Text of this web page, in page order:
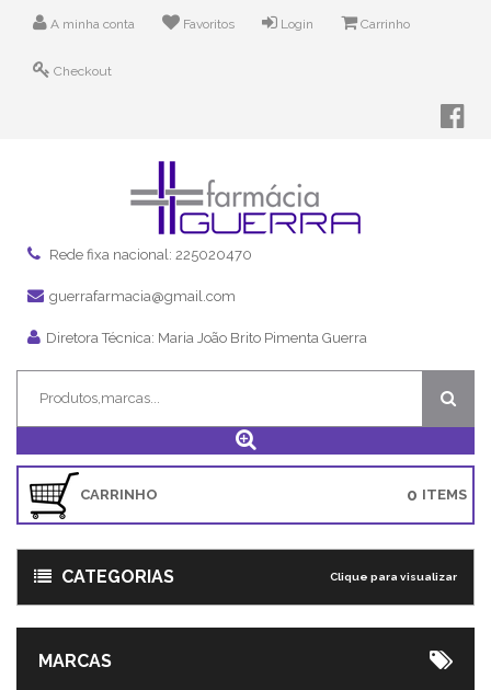
A minha conta Favoritos Login Carrinho
Checkout
Rede fixa nacional: 225020470
guerrafarmacia@gmail.com
Diretora Técnica: Maria João Brito Pimenta Guerra
CARRINHO ITEMS
0
CATEGORIAS Clique para visualizar
MARCAS